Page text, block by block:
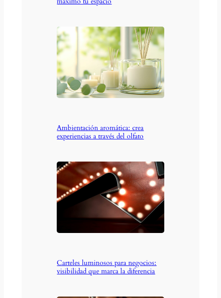
Ambientación aromática: crea
experiencias a través del olfato
Carteles luminosos para negocios:
visibilidad que marca la diferencia